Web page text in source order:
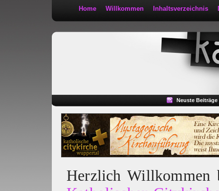
Home Willkommen Inhaltsverzeichnis
Neuste Beiträge
Herzlich